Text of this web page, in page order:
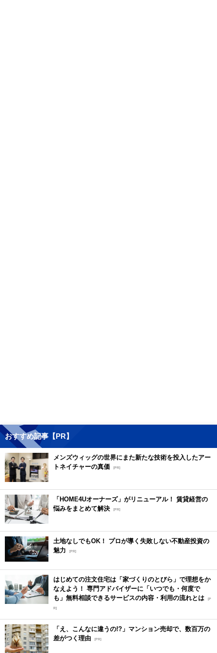
おすすめ記事【PR】
メンズウィッグの世界にまた新たな技術を投入したアー
トネイチャーの真価 [PR]
「HOME4Uオーナーズ」がリニューアル！ 賃貸経営の
悩みをまとめて解決 [PR]
土地なしでもOK！ プロが導く失敗しない不動産投資の
魅力
[PR]
はじめての注文住宅は「家づくりのとびら」で理想をか
なえよう！ 専門アドバイザーに「いつでも・何度で
も」無料相談できるサービスの内容・利用の流れとは [P
R]
「え、こんなに違うの!?」マンション売却で、数百万の
差がつく理由 [PR]